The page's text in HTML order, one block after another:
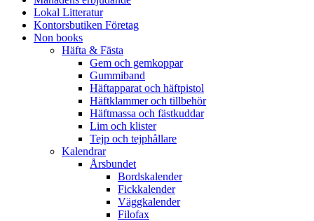
Lokal Litteratur
Kontorsbutiken Företag
Non books
Häfta & Fästa
Gem och gemkoppar
Gummiband
Häftapparat och häftpistol
Häftklammer och tillbehör
Häftmassa och fästkuddar
Lim och klister
Tejp och tejphållare
Kalendrar
Årsbundet
Bordskalender
Fickkalender
Väggkalender
Filofax